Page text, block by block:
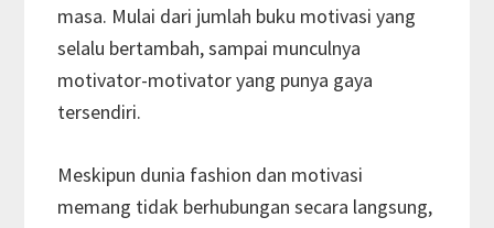
masa. Mulai dari jumlah buku motivasi yang
selalu bertambah, sampai munculnya
motivator-motivator yang punya gaya
tersendiri.
Meskipun dunia fashion dan motivasi
memang tidak berhubungan secara langsung,